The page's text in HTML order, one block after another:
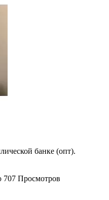
банке (опт).
707 Просмотров